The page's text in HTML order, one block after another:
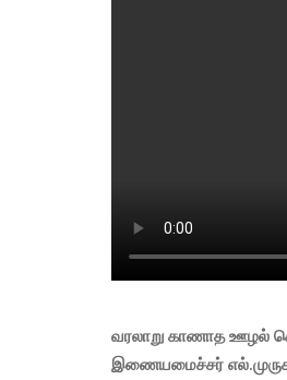
வரலாறு காணாத ஊழல்
இணையமைச்சர்